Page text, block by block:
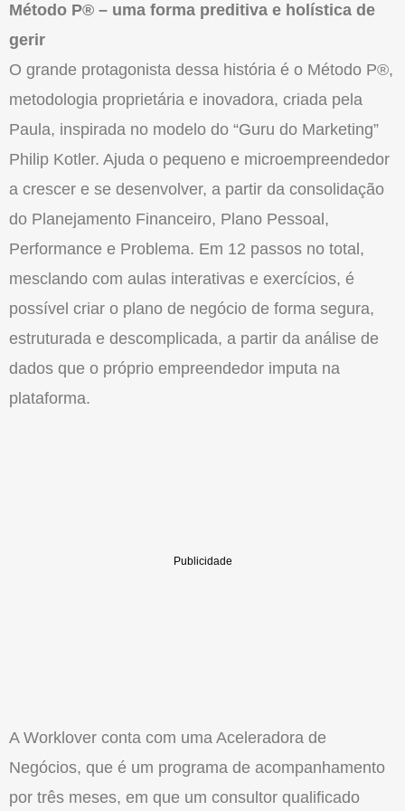
Método P® – uma forma preditiva e holística de
gerir
O grande protagonista dessa história é o Método P®,
metodologia proprietária e inovadora, criada pela
Paula, inspirada no modelo do “Guru do Marketing”
Philip Kotler. Ajuda o pequeno e microempreendedor
a crescer e se desenvolver, a partir da consolidação
do Planejamento Financeiro, Plano Pessoal,
Performance e Problema. Em 12 passos no total,
mesclando com aulas interativas e exercícios, é
possível criar o plano de negócio de forma segura,
estruturada e descomplicada, a partir da análise de
dados que o próprio empreendedor imputa na
plataforma.
A Worklover conta com uma Aceleradora de
Negócios, que é um programa de acompanhamento
por três meses, em que um consultor qualificado